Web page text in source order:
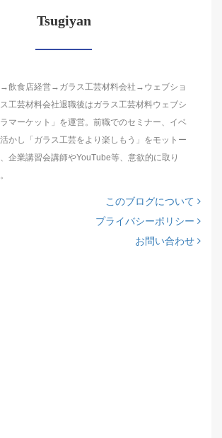
Tsugiyan
→飲食店経営→ガラス工芸材料会社→ウェブショ
工芸材料会社退職後はガラス工芸材料ウェブシ
マーケット」を運営。前職でのセミナー、イベ
かし「ガラス工芸をより楽しもう」をモットー
企業講習会講師やYouTube等、意欲的に取り
このブログについて
プライバシーポリシー
お問い合わせ